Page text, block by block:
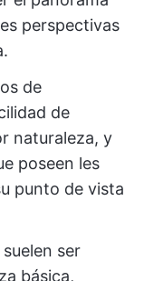
perspectivas
de
de
naturaleza, y
poseen les
punto de vista
ser
básica,